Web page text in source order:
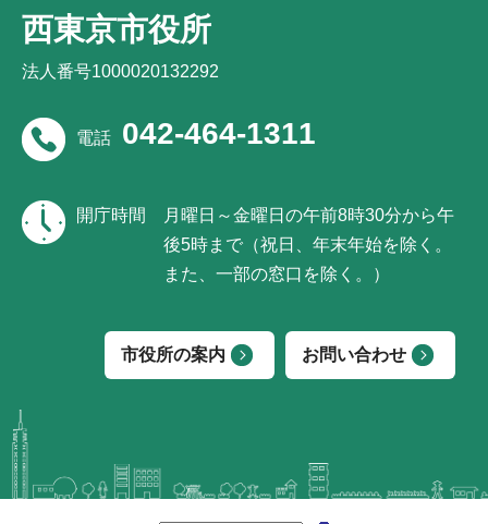
西東京市役所
法人番号1000020132292
電話 042-464-1311
開庁時間
月曜日～金曜日の午前8時30分から午
後5時まで（祝日、年末年始を除く。
また、一部の窓口を除く。）
市役所の案内 お問い合わせ